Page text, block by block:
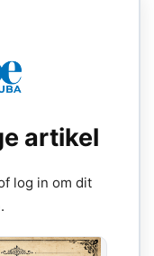
artikel
log in om dit